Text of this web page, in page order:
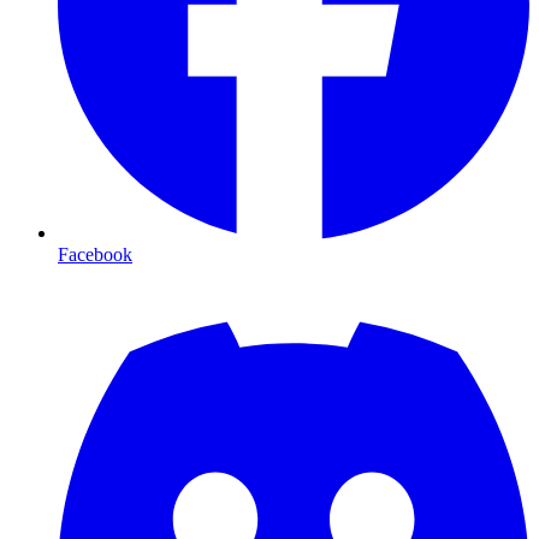
Facebook